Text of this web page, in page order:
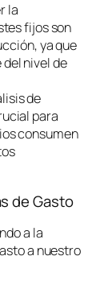
la
fijos son
ya que
nivel de
de
para
consumen
de Gasto
a la
a nuestro